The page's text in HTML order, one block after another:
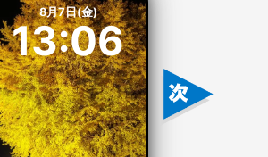
8月7日(金)
13:06